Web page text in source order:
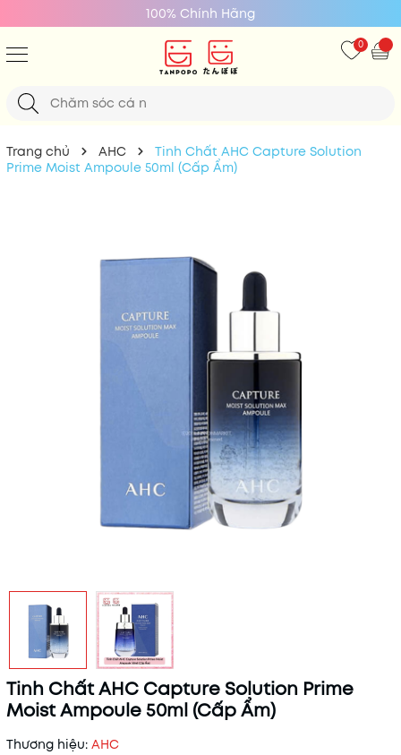
100% Chính Hãng
0
Trang chủ AHC
Tinh Chất AHC Capture Solution
Prime Moist Ampoule 50ml (Cấp Ẩm)
Tinh Chất AHC Capture Solution Prime
Moist Ampoule 50ml (Cấp Ẩm)
Thương hiệu: AHC